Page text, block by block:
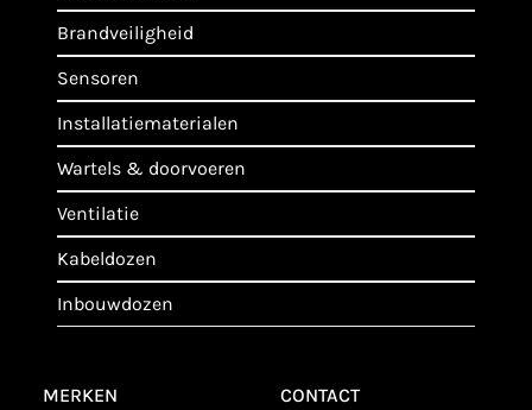
brandveiligheid
sensoren
installatiematerialen
wartels & doorvoeren
ventilatie
kabeldozen
inbouwdozen
MERKEN
CONTACT